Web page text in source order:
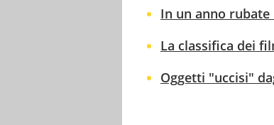
In un anno
La classifica dei
Oggetti "uccisi"